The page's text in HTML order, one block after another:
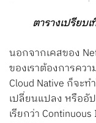
ตารางเปรียบ
นอกจากเคสของ
ของเราต้องการคว
Cloud Native ก็จะ
เปลี่ยนแปลง หรืออัป
เรียกว่า